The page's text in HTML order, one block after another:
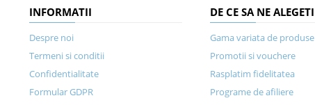
INFORMATII
Despre noi
Termeni si conditii
Confidentialitate
Formular GDPR
DE CE SA NE ALEGETI
Gama variata de produse
Promotii si vouchere
Rasplatim fidelitatea
Programe de afiliere